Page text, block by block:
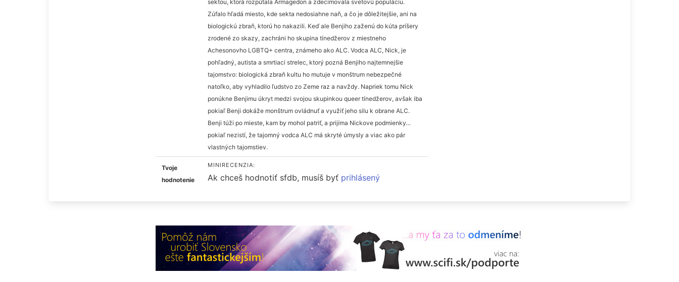
sektou, ktorá rozpútala Armagedon a zdecimovala svetovú populáciu.
Zúfalo hľadá miesto, kde sekta nedosiahne naň, a čo je dôležitejšie, ani na
biologickú zbraň, ktorú ho nakazili. Keď ale Benjiho zaženú do kúta príšery
zrodené zo skazy, zachráni ho skupina tínedžerov z miestneho
Achesonovho LGBTQ+ centra, známeho ako ALC. Vodca ALC, Nick, je
pohľadný, autista a smrtiaci strelec, ktorý pozná Benjiho najtemnejšie
tajomstvo: biologická zbraň kultu ho mutuje v monštrum nebezpečné
natoľko, aby vyhladilo ľudstvo zo Zeme raz a navždy. Napriek tomu Nick
ponúkne Benjimu úkryt medzi svojou skupinkou queer tínedžerov, avšak iba
pokiaľ Benji dokáže monštrum ovládnuť a využiť jeho silu k obrane ALC.
Benji túži po mieste, kam by mohol patriť, a prijíma Nickove podmienky…
pokiaľ nezistí, že tajomný vodca ALC má skryté úmysly a viac ako pár
vlastných tajomstiev.
Tvoje
hodnotenie
MINIRECENZIA:
Ak chceš hodnotiť sfdb, musíš byť prihlásený